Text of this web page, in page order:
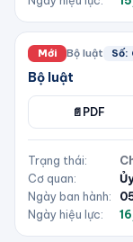
Mới Bộ luật Số:
Bộ luật
📄 PDF
Trạng thái:
Cơ quan:
Ngày ban hành:
Ngày hiệu lực: